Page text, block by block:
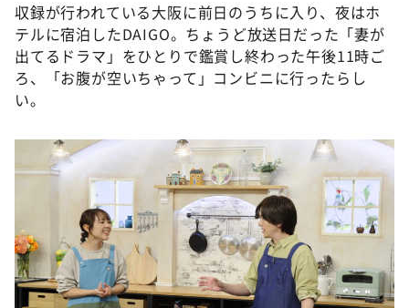
収録が行われている大阪に前日のうちに入り、夜はホ
テルに宿泊したDAIGO。ちょうど放送日だった「妻が
出てるドラマ」をひとりで鑑賞し終わった午後11時ご
ろ、「お腹が空いちゃって」コンビニに行ったらし
い。